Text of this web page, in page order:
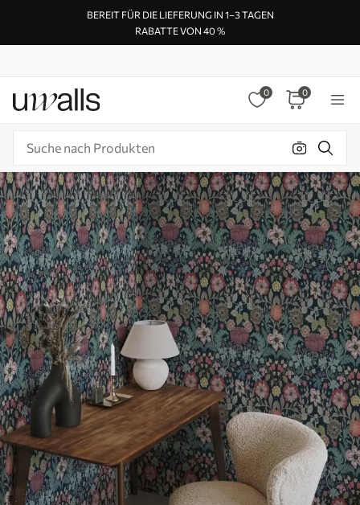
BEREIT FÜR DIE LIEFERUNG IN 1–3 TAGEN
RABATTE VON 40 %
0 0